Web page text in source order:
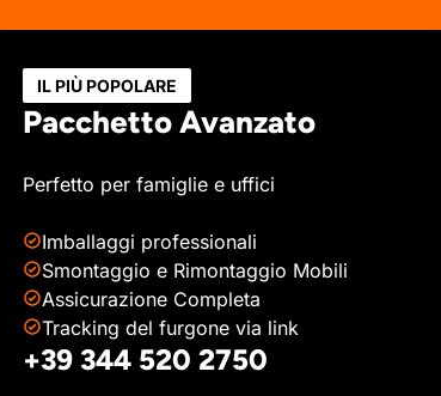
IL PIÙ POPOLARE
Pacchetto Avanzato
Perfetto per famiglie e uffici
Imballaggi professionali
Smontaggio e Rimontaggio Mobili
Assicurazione Completa
Tracking del furgone via link
+39 344 520 2750